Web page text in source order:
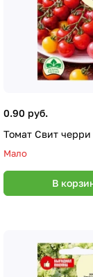
0.90 руб.
Томат Свит черри
Мало
В